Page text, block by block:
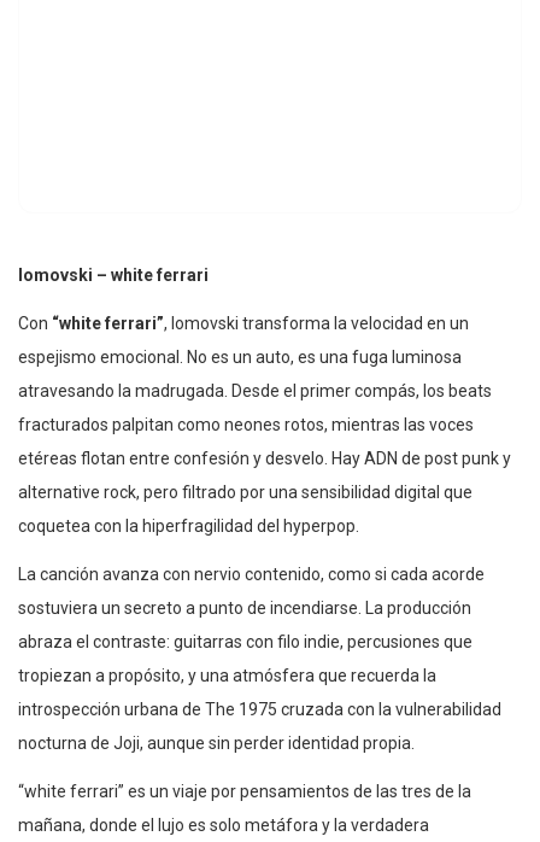
lomovski – white ferrari
Con “white ferrari”, lomovski transforma la velocidad en un
espejismo emocional. No es un auto, es una fuga luminosa
atravesando la madrugada. Desde el primer compás, los beats
fracturados palpitan como neones rotos, mientras las voces
etéreas flotan entre confesión y desvelo. Hay ADN de post punk y
alternative rock, pero filtrado por una sensibilidad digital que
coquetea con la hiperfragilidad del hyperpop.
La canción avanza con nervio contenido, como si cada acorde
sostuviera un secreto a punto de incendiarse. La producción
abraza el contraste: guitarras con filo indie, percusiones que
tropiezan a propósito, y una atmósfera que recuerda la
introspección urbana de The 1975 cruzada con la vulnerabilidad
nocturna de Joji, aunque sin perder identidad propia.
“white ferrari” es un viaje por pensamientos de las tres de la
mañana, donde el lujo es solo metáfora y la verdadera